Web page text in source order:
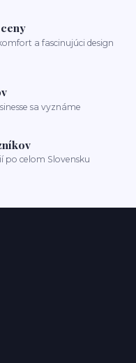
a fascinujúci design
sa vyznáme
po celom Slovensku